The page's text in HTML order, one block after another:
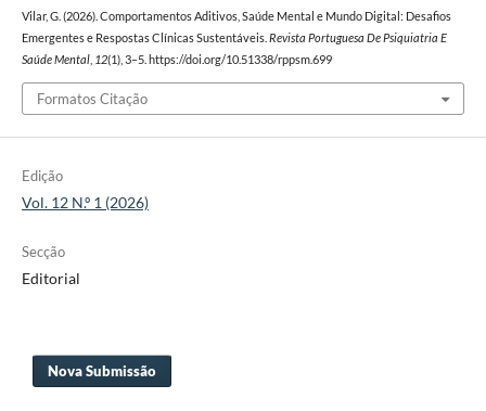
Vilar, G. (2026). Comportamentos Aditivos, Saúde Mental e Mundo Digital: Desafios
Emergentes e Respostas Clínicas Sustentáveis. Revista Portuguesa De Psiquiatria E
Saúde Mental, 12(1), 3–5. https://doi.org/10.51338/rppsm.699
Formatos Citação
Edição
Vol. 12 N.º 1 (2026)
Secção
Editorial
Nova Submissão